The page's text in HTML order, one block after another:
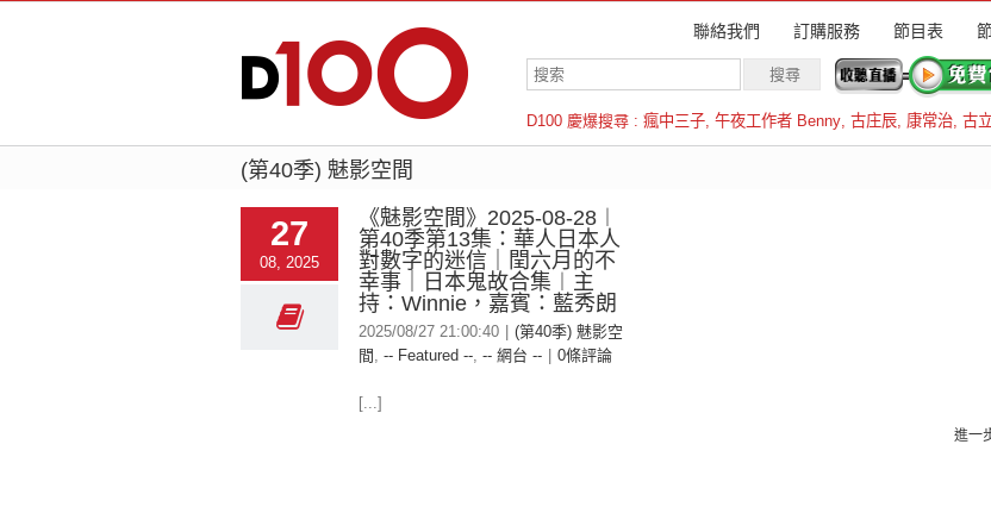
聯絡我們 訂購服務 節目表
D100 慶爆搜尋 : 瘋中三子, 午夜工作者 Benny, 古庄辰, 康常治, 古立
羅倫斯
(第40季) 魅影空間
27
08, 2025
《魅影空間》2025-08-28︱
第40季第13集：華人日本人
對數字的迷信｜閏六月的不
幸事｜日本鬼故合集︱主
持：Winnie，嘉賓：藍秀朗
2025/08/27 21:00:40
(第40季) 魅影空
間 , -- Featured --, -- 網台 -- 0條評論
[...]
進一